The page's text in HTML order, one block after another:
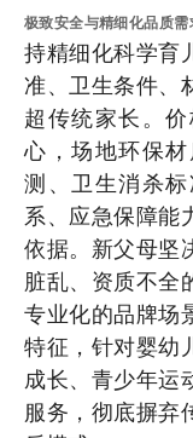
极致安全与精细化品质需
持精细化科学育
准、卫生条件、
超传统家长。
心，场地环保
测、卫生消杀
系、应急保障能
依据。新父母坚
脏乱、资质不全
专业化的品牌场
特征，针对婴幼
成长、青少年运
服务，彻底摒弃